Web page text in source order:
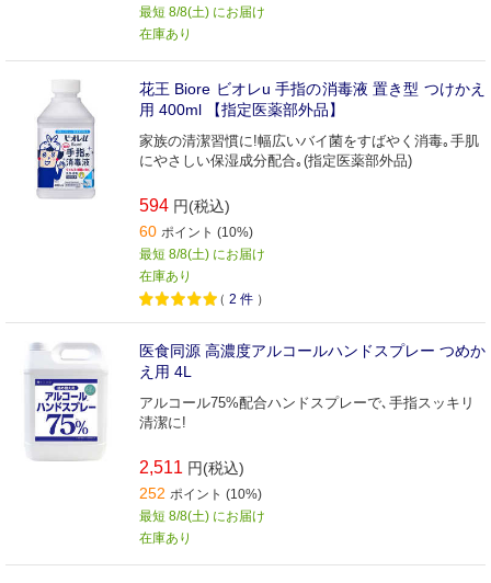
最短 8/8(土) にお届け
在庫あり
花王 Biore ビオレu 手指の消毒液 置き型 つけかえ
用 400ml 【指定医薬部外品】
家族の清潔習慣に!幅広いバイ菌をすばやく消毒｡手肌
にやさしい保湿成分配合｡(指定医薬部外品)
594 円(税込)
60 ポイント (10%)
最短 8/8(土) にお届け
在庫あり
（ 2 件 ）
医食同源 高濃度アルコールハンドスプレー つめか
え用 4L
アルコール75%配合ハンドスプレーで､手指スッキリ
清潔に!
2,511 円(税込)
252 ポイント (10%)
最短 8/8(土) にお届け
在庫あり